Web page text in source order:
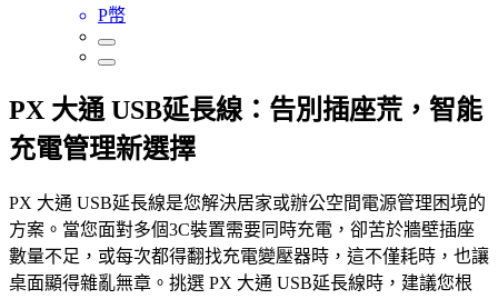
P幣
PX 大通 USB延長線：告別插座荒，智能
充電管理新選擇
PX 大通 USB延長線是您解決居家或辦公空間電源管理困境的
方案。當您面對多個3C裝置需要同時充電，卻苦於牆壁插座
數量不足，或每次都得翻找充電變壓器時，這不僅耗時，也讓
桌面顯得雜亂無章。挑選 PX 大通 USB延長線時，建議您根